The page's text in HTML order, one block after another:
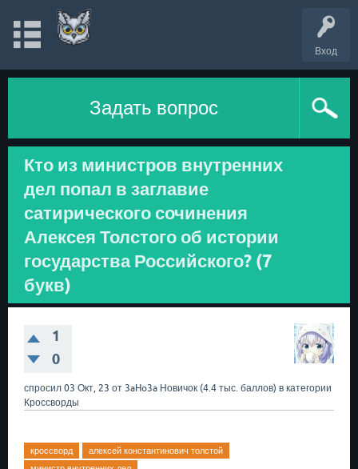
Вход
Задать вопрос
Кто из министров внутренних
дел попал в заглавие
сатирического сочинения
Алексея Толстого об истории
государства Российского? (7
букв)
1
0
спросил 03 Окт, 23 от 3aHo3a Новичок (4.4 тыс. баллов) в категории
Кроссворды
кроссворд
алексей константинович толстой